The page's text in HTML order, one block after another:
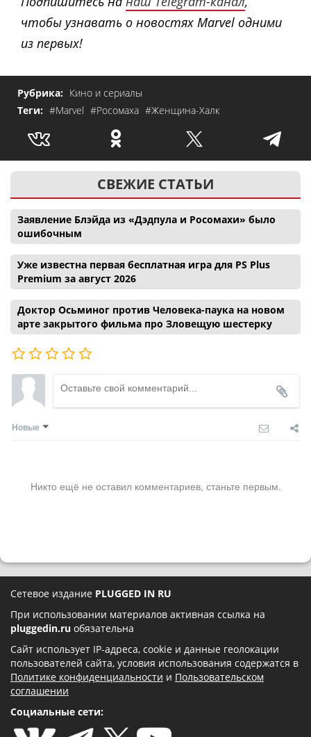
чтобы узнавать о новостях Marvel одними
из первых!
Рубрика: Кино и сериалы
Теги: #Marvel #Росомаха #Женщина-Халк
СВЕЖИЕ СТАТЬИ
Заявление Блэйда из «Дэдпула и Росомахи» было
ошибочным
Уже известна первая бесплатная игра для PS Plus
Premium за август 2026
Доктор Осьминог против Человека-паука на новом
арте закрытого фильма про Зловещую шестерку
Новые
Никто ещё не оставил комментариев, станьте первым.
Сетевое издание PLUGGED IN RU
При использовании материалов активная ссылка на
pluggedin.ru обязательна
Сайт использует IP-адреса, cookie и данные геолокации
пользователей сайта, условия использования содержатся в
Политике конфиденциальности и Пользовательском
соглашении
Социальные сети: